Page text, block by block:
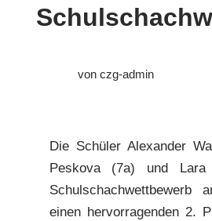
von czg-admin
Die Schüler Alexander
Peskova (7a) und
Schulschachwettbewerb
einen hervorragenden 2.